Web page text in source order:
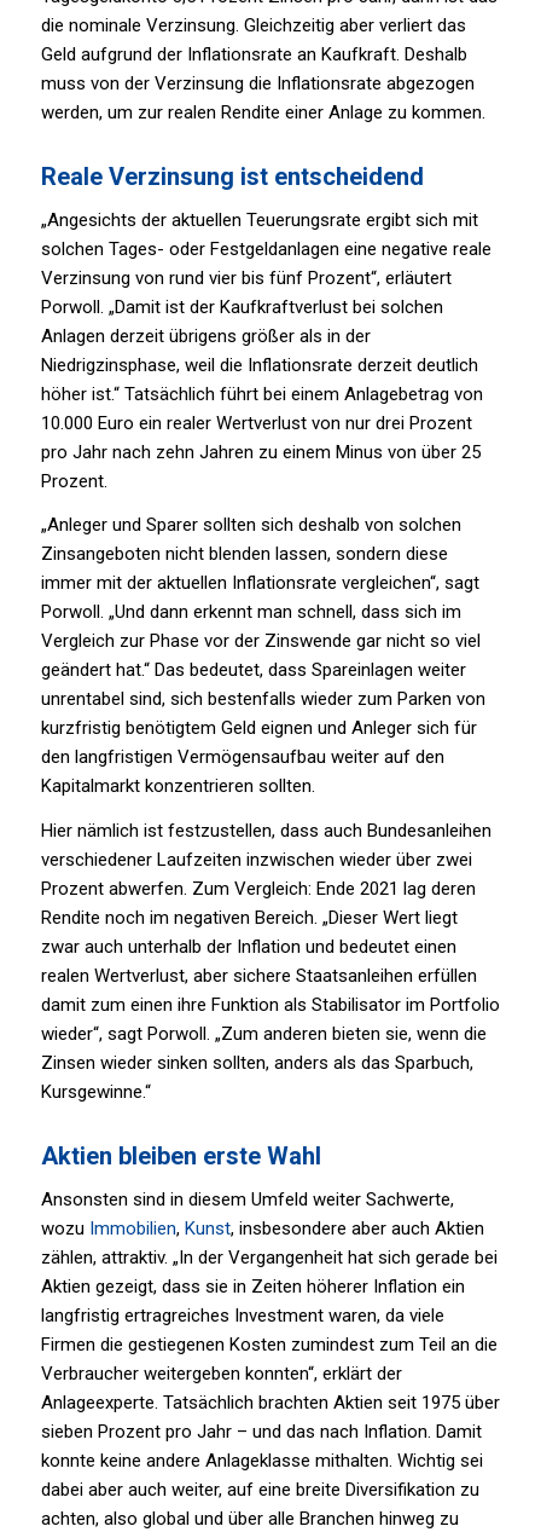
die nominale Verzinsung. Gleichzeitig aber verliert das
Geld aufgrund der Inflationsrate an Kaufkraft. Deshalb
muss von der Verzinsung die Inflationsrate abgezogen
werden, um zur realen Rendite einer Anlage zu kommen.
Reale Verzinsung ist entscheidend
„Angesichts der aktuellen Teuerungsrate ergibt sich mit
solchen Tages- oder Festgeldanlagen eine negative reale
Verzinsung von rund vier bis fünf Prozent“, erläutert
Porwoll. „Damit ist der Kaufkraftverlust bei solchen
Anlagen derzeit übrigens größer als in der
Niedrigzinsphase, weil die Inflationsrate derzeit deutlich
höher ist.“ Tatsächlich führt bei einem Anlagebetrag von
10.000 Euro ein realer Wertverlust von nur drei Prozent
pro Jahr nach zehn Jahren zu einem Minus von über 25
Prozent.
„Anleger und Sparer sollten sich deshalb von solchen
Zinsangeboten nicht blenden lassen, sondern diese
immer mit der aktuellen Inflationsrate vergleichen“, sagt
Porwoll. „Und dann erkennt man schnell, dass sich im
Vergleich zur Phase vor der Zinswende gar nicht so viel
geändert hat.“ Das bedeutet, dass Spareinlagen weiter
unrentabel sind, sich bestenfalls wieder zum Parken von
kurzfristig benötigtem Geld eignen und Anleger sich für
den langfristigen Vermögensaufbau weiter auf den
Kapitalmarkt konzentrieren sollten.
Hier nämlich ist festzustellen, dass auch Bundesanleihen
verschiedener Laufzeiten inzwischen wieder über zwei
Prozent abwerfen. Zum Vergleich: Ende 2021 lag deren
Rendite noch im negativen Bereich. „Dieser Wert liegt
zwar auch unterhalb der Inflation und bedeutet einen
realen Wertverlust, aber sichere Staatsanleihen erfüllen
damit zum einen ihre Funktion als Stabilisator im Portfolio
wieder“, sagt Porwoll. „Zum anderen bieten sie, wenn die
Zinsen wieder sinken sollten, anders als das Sparbuch,
Kursgewinne.“
Aktien bleiben erste Wahl
Ansonsten sind in diesem Umfeld weiter Sachwerte,
wozu Immobilien, Kunst, insbesondere aber auch Aktien
zählen, attraktiv. „In der Vergangenheit hat sich gerade bei
Aktien gezeigt, dass sie in Zeiten höherer Inflation ein
langfristig ertragreiches Investment waren, da viele
Firmen die gestiegenen Kosten zumindest zum Teil an die
Verbraucher weitergeben konnten“, erklärt der
Anlageexperte. Tatsächlich brachten Aktien seit 1975 über
sieben Prozent pro Jahr – und das nach Inflation. Damit
konnte keine andere Anlageklasse mithalten. Wichtig sei
dabei aber auch weiter, auf eine breite Diversifikation zu
achten, also global und über alle Branchen hinweg zu